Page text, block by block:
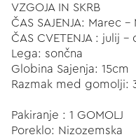
VZGOJA IN SKRB
ČAS SAJENJA: Marec
ČAS CVETENJA : julij
Lega: sončna
Globina Sajenja: 15cm
Razmak med gomolji:
Pakiranje : 1 GOMOLJ
Poreklo: Nizozemska